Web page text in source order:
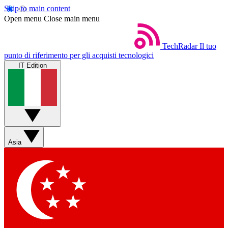
Skip to main content
Open menu Close main menu
TechRadar Il tuo
punto di riferimento per gli acquisti tecnologici
IT Edition
Asia